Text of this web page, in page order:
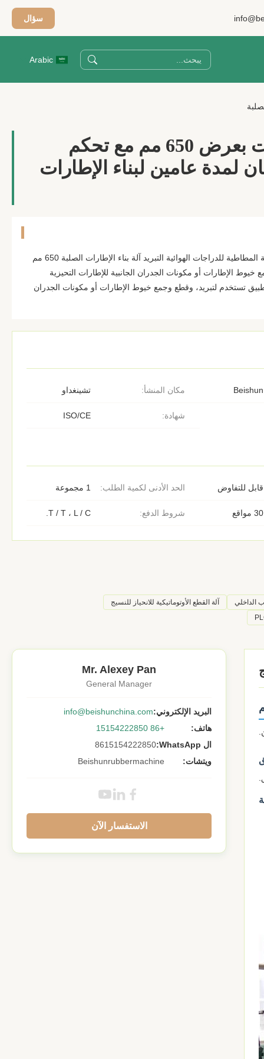
سؤال
Arabic
آلة تبريد الإطارات بعرض 650 مم مع تحكم
لمدة عامين لبناء الإطارات
آلة تصنيع إطارات الدراجات الهوائية المطاطية للدراجات الهوائية التبريد آلة بناء الإطارات الصلبة 650 مم
خيوط الإطارات أو مكونات الجدران الجانبية للإطارات التحيزية
تستخدم لتبريد، وقطع وجمع خيوط الإطارات أو مكونات الجدران
مكان المنشأ: تشينغداو Beishun
شهادة: ISO/CE
الحد الأدنى لكمية الطلب: 1 مجموعة قابل للتفاوض
شروط الدفع: T / T ، L / C. 30 مواقع
الداخلي آلة القطع الأوتوماتيكية للانحياز للنسيج
Mr. Alexey Pan
General Manager
البريد الإلكتروني:info@beishunchina.com
هاتف:
+86 15154222850
ال WhatsApp:
8615154222850
ويتشات:
Beishunrubbermachine
الاستفسار الآن